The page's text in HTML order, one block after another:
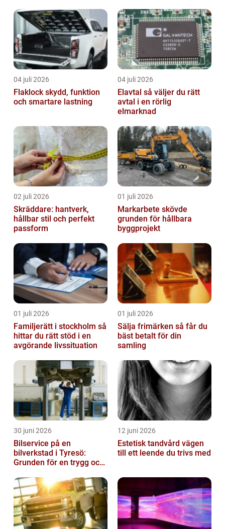
04 juli 2026
Flaklock skydd, funktion
och smartare lastning
04 juli 2026
Elavtal så väljer du rätt
avtal i en rörlig
elmarknad
02 juli 2026
Skräddare: hantverk,
hållbar stil och perfekt
passform
01 juli 2026
Markarbete skövde
grunden för hållbara
byggprojekt
01 juli 2026
Familjerätt i stockholm så
hittar du rätt stöd i en
avgörande livssituation
01 juli 2026
Sälja frimärken så får du
bäst betalt för din
samling
30 juni 2026
Bilservice på en
bilverkstad i Tyresö:
Grunden för en trygg och
12 juni 2026
Estetisk tandvård vägen
till ett leende du trivs med